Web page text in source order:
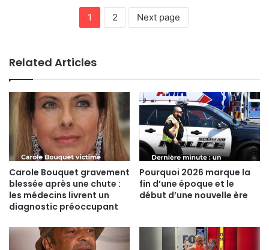
1 2 Next page
Related Articles
Carole Bouquet gravement
blessée après une chute :
les médecins livrent un
diagnostic préoccupant
Pourquoi 2026 marque la
fin d’une époque et le
début d’une nouvelle ère